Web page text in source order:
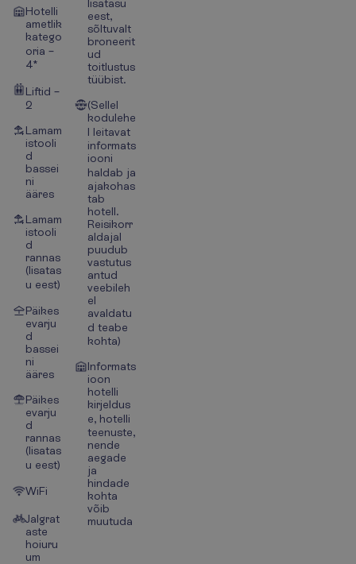
Hotelli
ametlik
katego
oria –
4*
Liftid –
2
Lamam
istooli
d
bassei
ni
ääres
Lamam
istooli
d
rannas
(lisatas
u eest)
Päikes
evarju
d
bassei
ni
ääres
Päikes
evarju
d
rannas
(lisatas
u eest)
WiFi
Jalgrat
aste
hoiuru
um
lisatasu
eest,
sõltuvalt
broneerit
ud
toitlustus
tüübist.
(Sellel
kodulehe
l leitavat
informats
iooni
haldab ja
ajakohas
tab
hotell.
Reisikorr
aldajal
puudub
vastutus
antud
veebileh
el
avaldatu
d teabe
kohta)
Informats
ioon
hotelli
kirjeldus
e, hotelli
teenuste,
nende
aegade
ja
hindade
kohta
võib
muutuda